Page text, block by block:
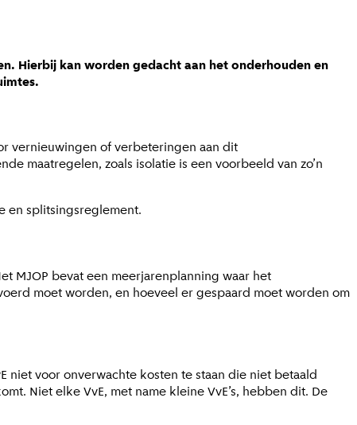
Hierbij kan worden gedacht aan het onderhouden en
vernieuwingen of verbeteringen aan dit
maatregelen, zoals isolatie is een voorbeeld van zo’n
en splitsingsreglement.
MJOP bevat een meerjarenplanning waar het
moet worden, en hoeveel er gespaard moet worden om
niet voor onverwachte kosten te staan die niet betaald
Niet elke VvE, met name kleine VvE’s, hebben dit. De